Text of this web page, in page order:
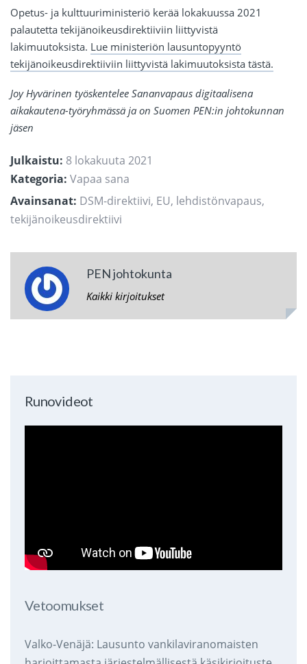
Opetus- ja kulttuuriministeriö kerää lokakuussa 2021
palautetta tekijänoikeusdirektiiviin liittyvistä
lakimuutoksista. Lue ministeriön lausuntopyyntö
tekijänoikeusdirektiiviin liittyvistä lakimuutoksista tästä.
Joy Hyvärinen työskentelee Sananvapaus digitaalisena
aikakautena-työryhmässä ja on Suomen PEN:in johtokunnan
jäsen
Julkaistu: 8 lokakuuta 2021
Kategoria: Vapaa sana
Avainsanat: DSM-direktiivi, EU, lehdistönvapaus,
tekijänoikeusdirektiivi
PEN johtokunta
Kaikki kirjoitukset
Runovideot
Vetoomukset
Valko-Venäjä: Lausunto vankilaviranomaisten